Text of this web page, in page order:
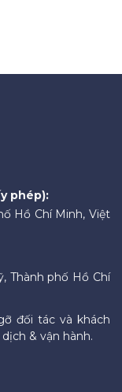
phép):
Hồ Chí Minh, Việt
Thành phố Hồ Chí
đối tác và khách
& vận hành.